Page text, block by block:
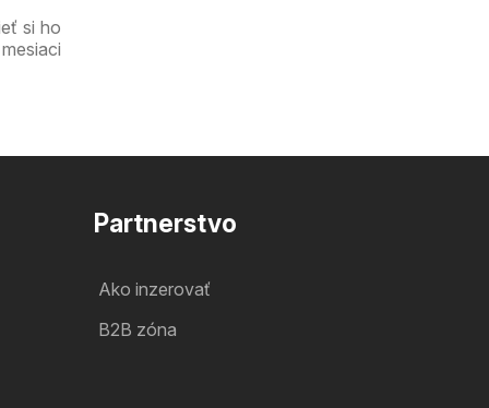
si ho
Partnerstvo
Ako inzerovať
B2B zóna